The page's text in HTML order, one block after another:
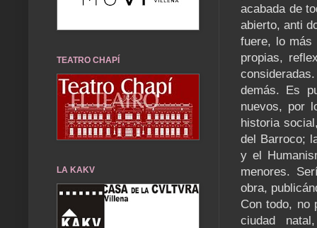
acabada de
abierto, anti
fuere, lo más
propias,
demás. Es
nuevos, por
historia
del Barroco;
y el
menores.
obra,
Con todo, no
ciudad
TEATRO CHAPÍ
LA KAKV